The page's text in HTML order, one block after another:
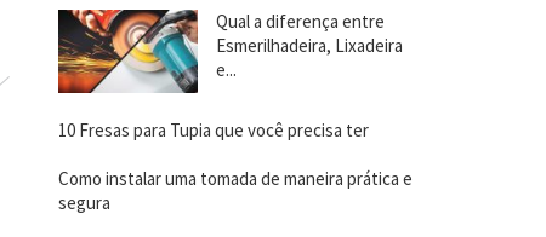
Qual a diferença entre
Esmerilhadeira, Lixadeira
e...
10 Fresas para Tupia que você precisa ter
Como instalar uma tomada de maneira prática e
segura